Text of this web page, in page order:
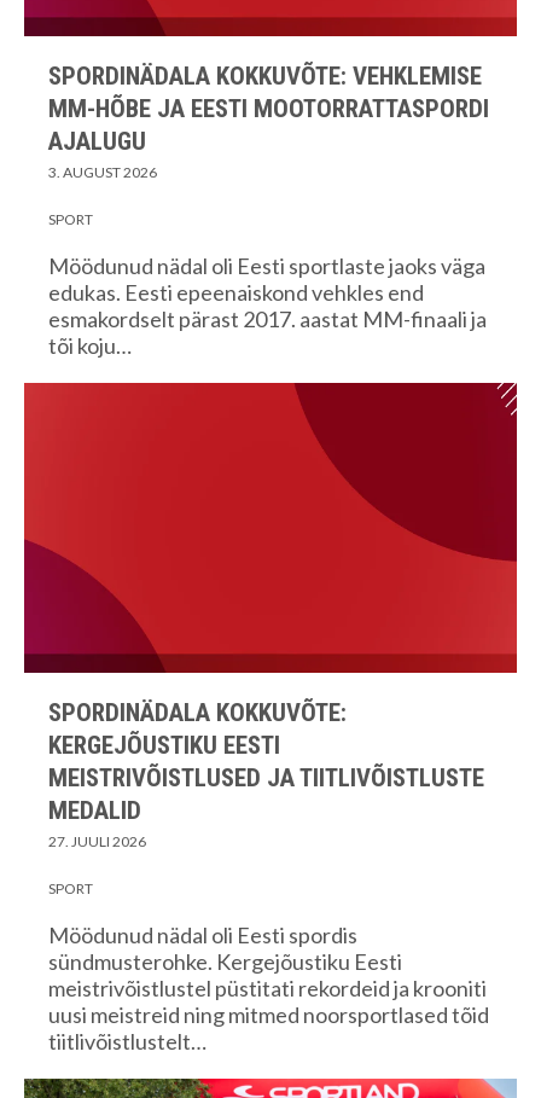
SPORDINÄDALA KOKKUVÕTE: VEHKLEMISE
MM-HÕBE JA EESTI MOOTORRATTASPORDI
AJALUGU
3. AUGUST 2026
SPORT
Möödunud nädal oli Eesti sportlaste jaoks väga
edukas. Eesti epeenaiskond vehkles end
esmakordselt pärast 2017. aastat MM-finaali ja
tõi koju…
SPORDINÄDALA KOKKUVÕTE:
KERGEJÕUSTIKU EESTI
MEISTRIVÕISTLUSED JA TIITLIVÕISTLUSTE
MEDALID
27. JUULI 2026
SPORT
Möödunud nädal oli Eesti spordis
sündmusterohke. Kergejõustiku Eesti
meistrivõistlustel püstitati rekordeid ja krooniti
uusi meistreid ning mitmed noorsportlased tõid
tiitlivõistlustelt…